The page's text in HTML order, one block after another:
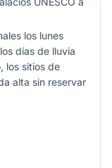
los lunes
días de lluvia
los sitios de
alta sin reservar